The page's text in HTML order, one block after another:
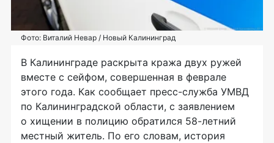
Фото: Виталий Невар / Новый Калининград
В Калининграде раскрыта кража двух ружей
вместе с сейфом, совершенная в феврале
этого года. Как сообщает пресс-служба УМВД
по Калининградской области, с заявлением
о хищении в полицию обратился 58-летний
местный житель. По его словам, история